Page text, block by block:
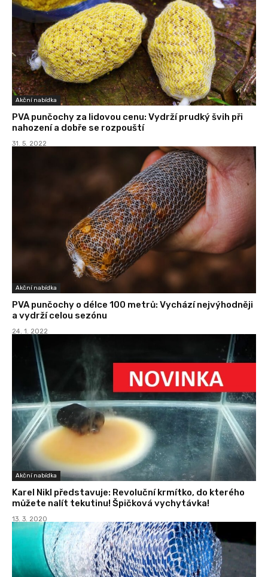
Akční nabídka
PVA punčochy za lidovou cenu: Vydrží prudký švih při
nahození a dobře se rozpouští
31. 5. 2022
Akční nabídka
PVA punčochy o délce 100 metrů: Vychází nejvýhodněji
a vydrží celou sezónu
24. 1. 2022
Akční nabídka
Karel Nikl představuje: Revoluční krmítko, do kterého
můžete nalít tekutinu! Špičková vychytávka!
13. 3. 2020